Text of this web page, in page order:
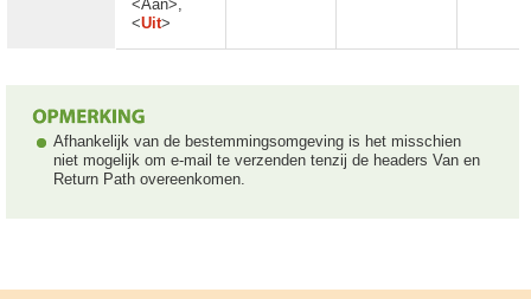
<Aan>,
<Uit>
Afhankelijk van de bestemmingsomgeving is het misschien
niet mogelijk om e-mail te verzenden tenzij de headers Van en
Return Path overeenkomen.